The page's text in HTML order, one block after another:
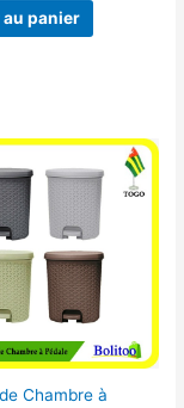
panier
Chambre à